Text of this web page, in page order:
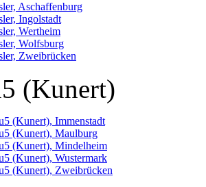
Aschaffenburg
Ingolstadt
Wertheim
Wolfsburg
Zweibrücken
(Kunert)
(Kunert), Immenstadt
(Kunert), Maulburg
(Kunert), Mindelheim
(Kunert), Wustermark
(Kunert), Zweibrücken